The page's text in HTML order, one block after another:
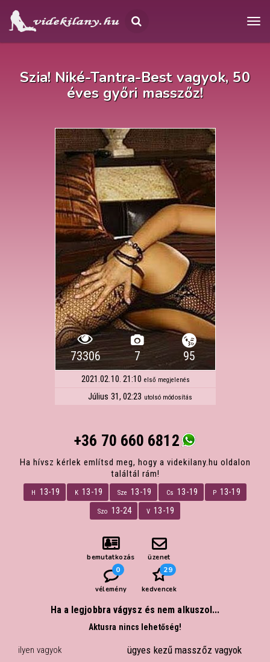
Szia! Niké-Tantra-Best vagyok, 50
éves győri masszőz!
73306 7 95
2021.02.10. 21:10 első megjelenés
Július 31, 02:23 utolsó módosítás
+36 70 660 6812
Ha hívsz kérlek említsd meg, hogy a videkilany.hu oldalon
találtál rám!
H 13-19 K 13-19 Sze 13-19 Cs 13-19 P 13-19
Szo 13-24 V 13-19
bemutatkozás üzenet
0
vélemény
29
kedvencek
Ha a legjobbra vágysz és nem alkuszol...
Aktusra nincs lehetőség!
ilyen vagyok ügyes kezű masszőz vagyok